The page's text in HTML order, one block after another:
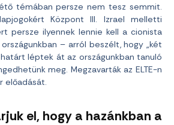
témában persze nem tesz semmit.
Központ III. Izrael melletti
persze ilyennek lennie kell a cionista
– arról beszélt, hogy „két
léptek át az országunkban tanuló
meg. Megzavarták az ELTE-n
előadását.
el, hogy a hazánkban a